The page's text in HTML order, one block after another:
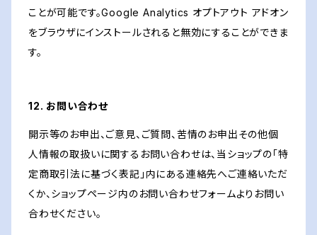
ことが可能です。Google Analytics オプトアウト アドオン
をブラウザにインストールされると無効にすることができま
す。
12. お問い合わせ
開示等のお申出、ご意見、ご質問、苦情のお申出その他個
人情報の取扱いに関するお問い合わせは、当ショップの「特
定商取引法に基づく表記」内にある連絡先へご連絡いただ
くか、ショップページ内のお問い合わせフォームよりお問い
合わせください。